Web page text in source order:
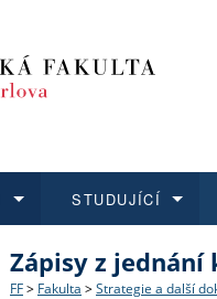
Struktura a historie
Co studovat a jak se
STUDUJÍCÍ
Bakalářské a magisterské
O vědě a výzkumu na FF
Aktuální nabídky a
Zápisy z jednání
FF > Fakulta > Strategie a další